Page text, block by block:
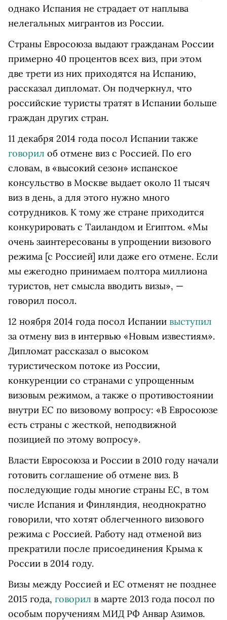
однако Испания не страдает от наплыва
нелегальных мигрантов из России.
Страны Евросоюза выдают гражданам России
примерно 40 процентов всех виз, при этом
две трети из них приходятся на Испанию,
рассказал дипломат. Он подчеркнул, что
российские туристы тратят в Испании больше
граждан других стран.
11 декабря 2014 года посол Испании также
говорил об отмене виз с Россией. По его
словам, в «высокий сезон» испанское
консульство в Москве выдает около 11 тысяч
виз в день, а для этого нужно много
сотрудников. К тому же стране приходится
конкурировать с Таиландом и Египтом. «Мы
очень заинтересованы в упрощении визового
режима [с Россией] или даже его отмене. Если
мы ежегодно принимаем полтора миллиона
туристов, нет смысла вводить визы», —
говорил посол.
12 ноября 2014 года посол Испании выступил
за отмену виз в интервью «Новым известиям».
Дипломат рассказал о высоком
туристическом потоке из России,
конкуренции со странами с упрощенным
визовым режимом, а также о противостоянии
внутри ЕС по визовому вопросу: «В Евросоюзе
есть страны с жесткой, неподвижной
позицией по этому вопросу».
Власти Евросоюза и России в 2010 году начали
готовить соглашение об отмене виз. В
последующие годы многие страны ЕС, в том
числе Испания и Финляндия, неоднократно
говорили, что хотят облегченного визового
режима с Россией. Работу над отменой виз
прекратили после присоединения Крыма к
России в 2014 году.
Визы между Россией и ЕС отменят не позднее
2015 года, говорил в марте 2013 года посол по
особым поручениям МИД РФ Анвар Азимов.